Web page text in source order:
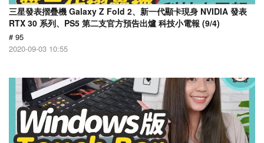
三星發表摺疊機 Galaxy Z Fold 2、新一代顯卡現身 NVIDIA 發表
RTX 30 系列、PS5 第二支官方預告出爐 科技小電報 (9/4)
# 95
2020-09-03 10:55